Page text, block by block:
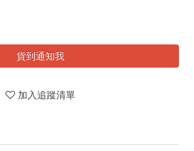
貨到通知我
加入追蹤清單